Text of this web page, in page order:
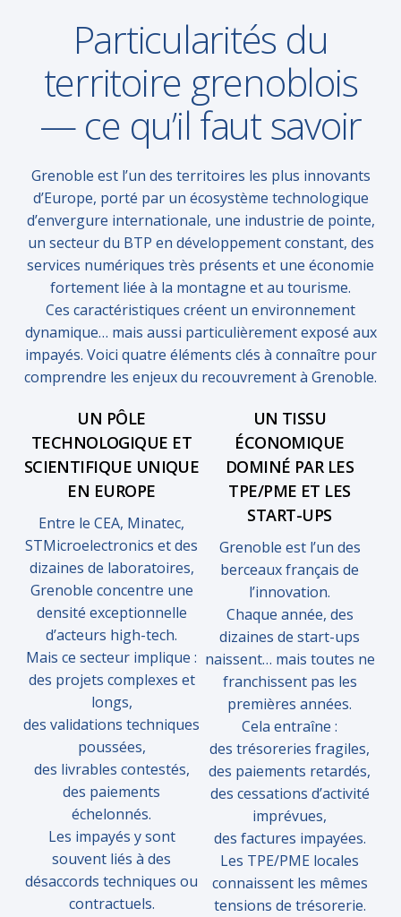
Particularités du
territoire grenoblois
— ce qu’il faut savoir
Grenoble est l’un des territoires les plus innovants
d’Europe, porté par un écosystème technologique
d’envergure internationale, une industrie de pointe,
un secteur du BTP en développement constant, des
services numériques très présents et une économie
fortement liée à la montagne et au tourisme.
Ces caractéristiques créent un environnement
dynamique… mais aussi particulièrement exposé aux
impayés. Voici quatre éléments clés à connaître pour
comprendre les enjeux du recouvrement à Grenoble.
UN PÔLE
TECHNOLOGIQUE ET
SCIENTIFIQUE UNIQUE
EN EUROPE
Entre le CEA, Minatec,
STMicroelectronics et des
dizaines de laboratoires,
Grenoble concentre une
densité exceptionnelle
d’acteurs high-tech.
Mais ce secteur implique :
des projets complexes et
longs,
des validations techniques
poussées,
des livrables contestés,
des paiements
échelonnés.
Les impayés y sont
souvent liés à des
désaccords techniques ou
contractuels.
UN TISSU
ÉCONOMIQUE
DOMINÉ PAR LES
TPE/PME ET LES
START-UPS
Grenoble est l’un des
berceaux français de
l’innovation.
Chaque année, des
dizaines de start-ups
naissent… mais toutes ne
franchissent pas les
premières années.
Cela entraîne :
des trésoreries fragiles,
des paiements retardés,
des cessations d’activité
imprévues,
des factures impayées.
Les TPE/PME locales
connaissent les mêmes
tensions de trésorerie.